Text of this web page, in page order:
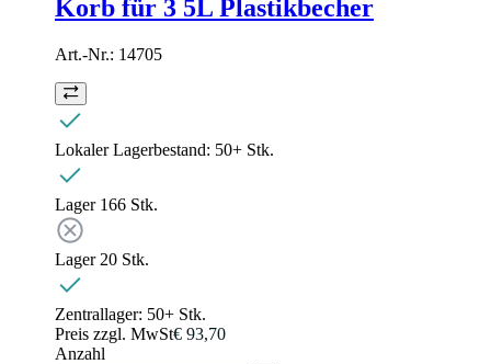
Korb für 3 5L Plastikbecher
Art.-Nr.: 14705
Lokaler Lagerbestand: 50+ Stk.
Lager 166 Stk.
Lager 20 Stk.
Zentrallager: 50+ Stk.
Preis zzgl. MwSt€ 93,70
Anzahl